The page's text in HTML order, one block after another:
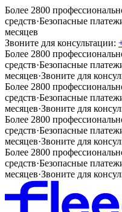
Более 2800
средств·Безопасные
месяцев
Звоните для консультации:
Более 2800
средств·Безопасные
месяцев·Звоните для
Более 2800
средств·Безопасные
месяцев·Звоните для
Более 2800
средств·Безопасные
месяцев·Звоните для
Более 2800
средств·Безопасные
месяцев·Звоните для